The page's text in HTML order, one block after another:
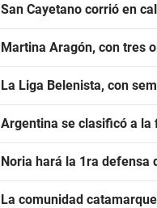
San Cayetano corrió en
Martina Aragón, con tres
La Liga Belenista, con
Argentina se clasificó a la
Noria hará la 1ra defensa
La comunidad